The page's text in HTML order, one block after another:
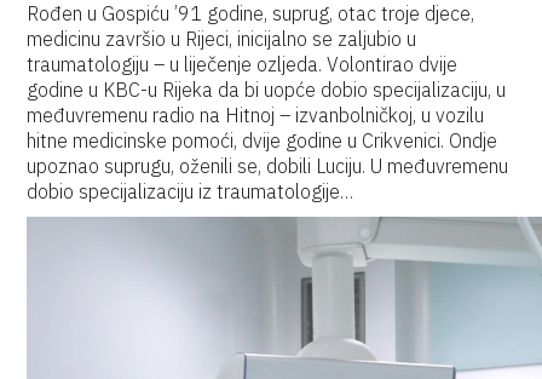
Rođen u Gospiću ’91 godine, suprug, otac troje djece,
medicinu završio u Rijeci, inicijalno se zaljubio u
traumatologiju – u liječenje ozljeda. Volontirao dvije
godine u KBC-u Rijeka da bi uopće dobio specijalizaciju, u
međuvremenu radio na Hitnoj – izvanbolničkoj, u vozilu
hitne medicinske pomoći, dvije godine u Crikvenici. Ondje
upoznao suprugu, oženili se, dobili Luciju. U međuvremenu
dobio specijalizaciju iz traumatologije…